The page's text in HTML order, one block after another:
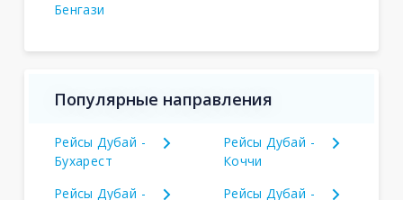
Бенгази
Популярные направления
Рейсы Дубай -
Бухарест
Рейсы Дубай -
Коччи
Рейсы Дубай -
Рейсы Дубай -